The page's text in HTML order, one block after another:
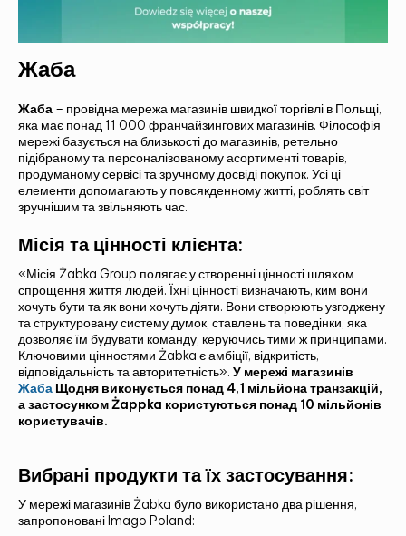
Жаба
Жаба – провідна мережа магазинів швидкої торгівлі в Польщі,
яка має понад 11 000 франчайзингових магазинів. Філософія
мережі базується на близькості до магазинів, ретельно
підібраному та персоналізованому асортименті товарів,
продуманому сервісі та зручному досвіді покупок. Усі ці
елементи допомагають у повсякденному житті, роблять світ
зручнішим та звільняють час.
Місія та цінності клієнта:
«Місія Żabka Group полягає у створенні цінності шляхом
спрощення життя людей. Їхні цінності визначають, ким вони
хочуть бути та як вони хочуть діяти. Вони створюють узгоджену
та структуровану систему думок, ставлень та поведінки, яка
дозволяє їм будувати команду, керуючись тими ж принципами.
Ключовими цінностями Żabka є амбіції, відкритість,
відповідальність та авторитетність». У мережі магазинів
Жаба Щодня виконується понад 4,1 мільйона транзакцій,
а застосунком Żappka користуються понад 10 мільйонів
користувачів.
Вибрані продукти та їх застосування:
У мережі магазинів Żabka було використано два рішення,
запропоновані Imago Poland: